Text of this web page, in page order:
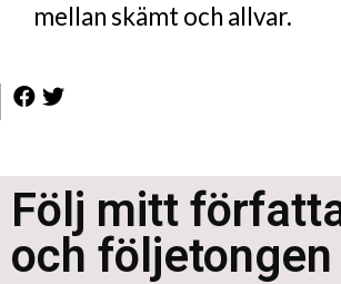
mellan skämt och allvar.
Följ mitt
och följetongen